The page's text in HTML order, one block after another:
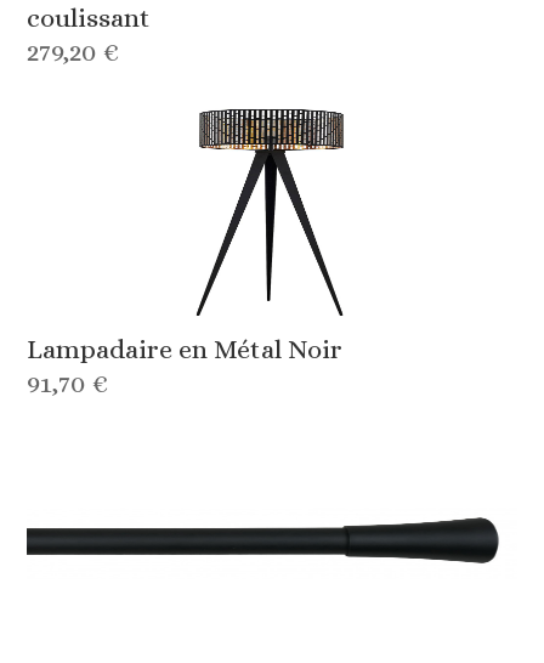
coulissant
279,20 €
Lampadaire en Métal Noir
91,70 €